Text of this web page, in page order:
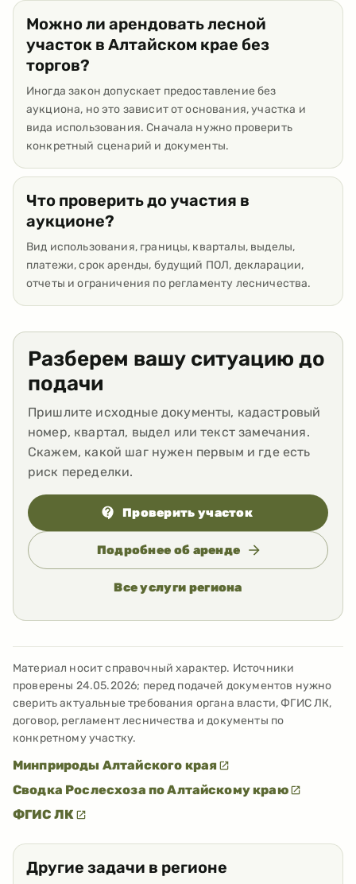
Можно ли арендовать лесной
участок в Алтайском крае без
торгов?
Иногда закон допускает предоставление без
аукциона, но это зависит от основания, участка и
вида использования. Сначала нужно проверить
конкретный сценарий и документы.
Что проверить до участия в
аукционе?
Вид использования, границы, кварталы, выделы,
платежи, срок аренды, будущий ПОЛ, декларации,
отчеты и ограничения по регламенту лесничества.
Разберем вашу ситуацию до
подачи
Пришлите исходные документы, кадастровый
номер, квартал, выдел или текст замечания.
Скажем, какой шаг нужен первым и где есть
риск переделки.
Проверить участок
Подробнее об аренде
Все услуги региона
Материал носит справочный характер. Источники
проверены 24.05.2026; перед подачей документов нужно
сверить актуальные требования органа власти, ФГИС ЛК,
договор, регламент лесничества и документы по
конкретному участку.
Минприроды Алтайского края
Сводка Рослесхоза по Алтайскому краю
ФГИС ЛК
Другие задачи в регионе